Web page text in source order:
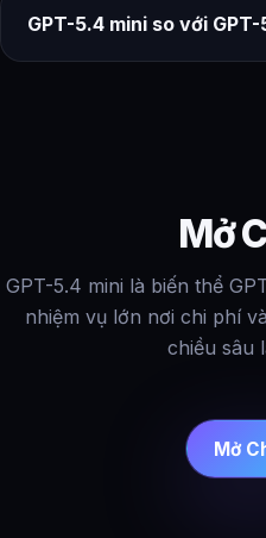
GPT-5.4 mini so với
Mở
GPT-5.4 mini là biến thể
nhiệm vụ lớn nơi chi phí
chiều sâu
Mở